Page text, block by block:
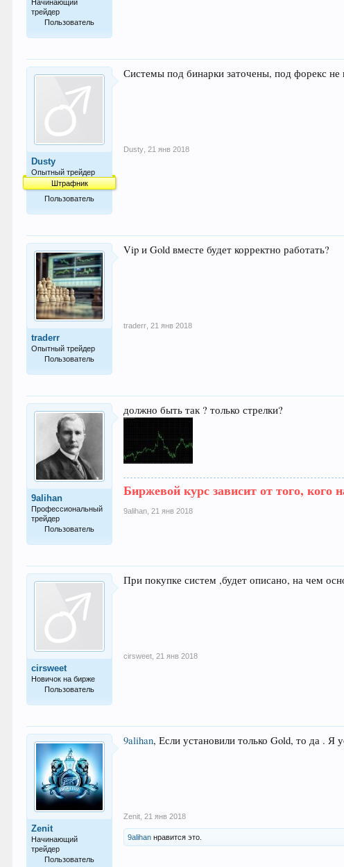
Начинающий
трейдер
Пользователь
Dusty
Опытный трейдер
Штрафник
Пользователь
Системы под бинарки заточены, под форекс не
Dusty 21 янв 2018
traderr
Опытный трейдер
Пользователь
Vip и Gold вместе будет корректно работать?
traderr 21 янв 2018
9alihan
Профессиональный
трейдер
Пользователь
должно быть так ? только стрелки?
Биржевой курс зависит от того,
9alihan 21 янв 2018
cirsweet
Новичок на бирже
Пользователь
При покупке систем ,будет описано, на чем
cirsweet 21 янв 2018
Zenit
Начинающий
трейдер
Пользователь
9alihan, Если установили только Gold, то да . Я
Zenit 21 янв 2018
9alihan нравится это.